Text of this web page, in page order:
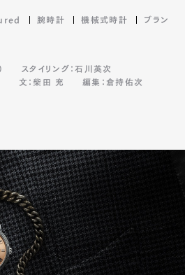
腕時計 機械式時計
ブラン
スタイリング：石川英次
文：柴田 充 編集：倉持佑次